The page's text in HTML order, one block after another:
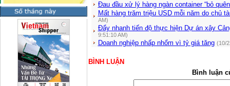
Đau đầu xử lý hàng ngàn container “bỏ
Mất hàng trăm triệu USD mỗi năm do chủ
AM)
Đẩy nhanh tiến độ thực hiện Dự án xây
9:51:10 AM)
Doanh nghiệp nhấp nhổm vì tỷ giá tăng (10/
BÌNH LUẬN
Bình luận